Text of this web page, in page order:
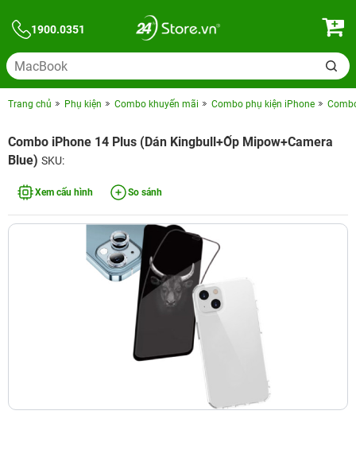
1900.0351
Trang chủ Phụ kiện Combo khuyến mãi Combo phụ kiện iPhone
Combo iPhone 14 Plus (Dán Kingbull+Ốp Mipow+Camera
Blue) SKU:
Xem cấu hình So sánh